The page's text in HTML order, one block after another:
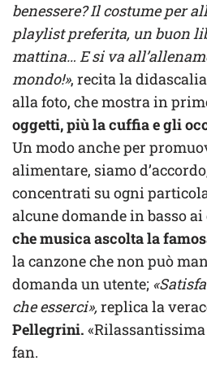
benessere? Il costume per
playlist preferita, un buon
mattina… E si va
mondo!», recita la
alla foto, che mostra in
oggetti, più la cuffia e gli
Un modo anche per
alimentare, siamo
concentrati su ogni
alcune domande in basso
che musica ascolta la
la canzone che non può
domanda un utente;
che esserci»,replica la
Pellegrini.
fan.